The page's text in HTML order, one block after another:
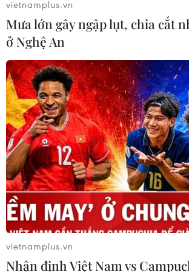
05/08/2026 13:41
Lập kênh TikTok khởi nghiệp, lừa
đảo chiếm đoạt 15 tỷ đồng
05/08/2026 11:36
Đắk Lắk: Án phạt nghiêm minh với
đối tượng phá hoại đoàn kết dân tộc
05/08/2026 09:58
Hà Nội xét xử ổ nhóm 50 đối tượng tổ
chức sử dụng ma túy trong quán
vietnamplus.vn
Mưa lớn gây ngập lụt, chia cắt
ở Nghệ An
vietnamplus.vn
Nhận định Việt Nam vs